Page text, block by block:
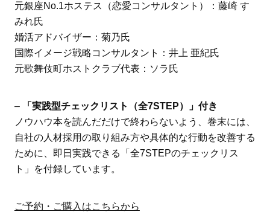
元銀座No.1ホステス（恋愛コンサルタント）：藤崎 す
みれ氏
婚活アドバイザー：菊乃氏
国際イメージ戦略コンサルタント：井上 亜紀氏
元歌舞伎町ホストクラブ代表：ソラ氏
–
「実践型チェックリスト（全7STEP）」付き
ノウハウ本を読んだだけで終わらないよう、巻末には、
自社の人材採用の取り組み方や具体的な行動を改善する
ために、即日実践できる「全7STEPのチェックリス
ト」を付録しています。
ご予約・ご購入はこちらから